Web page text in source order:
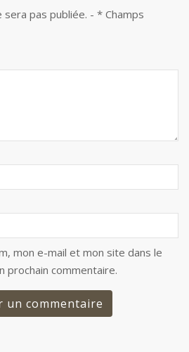
pas publiée. - * Champs
mon e-mail et mon site dans le
prochain commentaire.